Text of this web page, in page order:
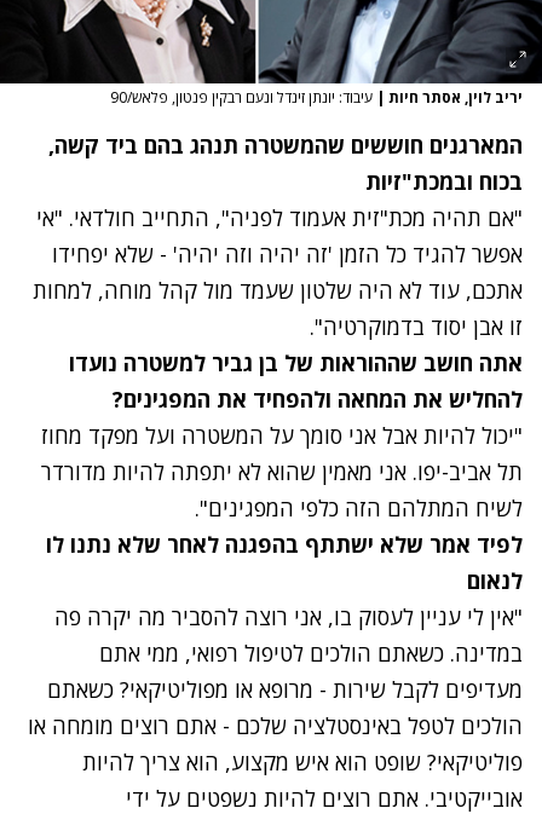
יריב לוין, אסתר חיות | עיבוד: יונתן זינדל ונעם רבקין פנטון, פלאש/90
המארגנים חוששים שהמשטרה תנהג בהם ביד קשה,
בכוח ובמכת"זיות
"אם תהיה מכת"זית אעמוד לפניה", התחייב חולדאי. "אי
אפשר להגיד כל הזמן 'זה יהיה וזה יהיה' - שלא יפחידו
אתכם, עוד לא היה שלטון שעמד מול קהל מוחה, למחות
זו אבן יסוד בדמוקרטיה".
אתה חושב שההוראות של בן גביר למשטרה נועדו
להחליש את המחאה ולהפחיד את המפגינים?
"יכול להיות אבל אני סומך על המשטרה ועל מפקד מחוז
תל אביב-יפו. אני מאמין שהוא לא יתפתה להיות מדורדר
לשיח המתלהם הזה כלפי המפגינים".
לפיד אמר שלא ישתתף בהפגנה לאחר שלא נתנו לו
לנאום
"אין לי עניין לעסוק בו, אני רוצה להסביר מה יקרה פה
במדינה. כשאתם הולכים לטיפול רפואי, ממי אתם
מעדיפים לקבל שירות - מרופא או מפוליטיקאי? כשאתם
הולכים לטפל באינסטלציה שלכם - אתם רוצים מומחה או
פוליטיקאי? שופט הוא איש מקצוע, הוא צריך להיות
אובייקטיבי. אתם רוצים להיות נשפטים על ידי